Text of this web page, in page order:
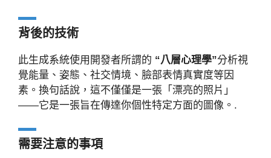
背後的技術
此生成系統使用開發者所謂的 “八層心理學”分析視
覺能量、姿態、社交情境、臉部表情真實度等因
素。換句話說，這不僅僅是一張「漂亮的照片」
——它是一張旨在傳達你個性特定方面的圖像。.
需要注意的事項